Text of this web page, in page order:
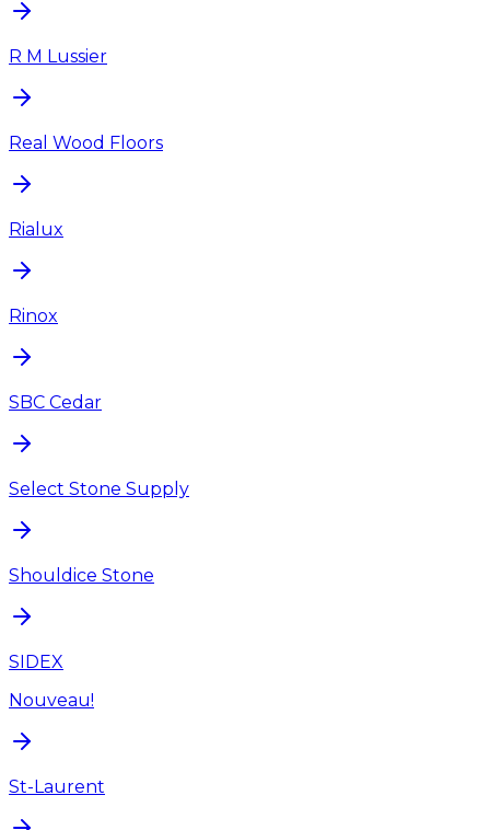
R M Lussier
Real Wood Floors
Rialux
Rinox
SBC Cedar
Select Stone Supply
Shouldice Stone
SIDEX
Nouveau!
St-Laurent